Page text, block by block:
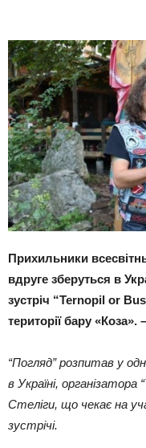
Прихильники
вдруге зберуться в
зустріч “Ternopil or
території бару «Коза».
“Погляд” розпитав у
в Україні, організатора
Стеліги, що чекає на
зустрічі.